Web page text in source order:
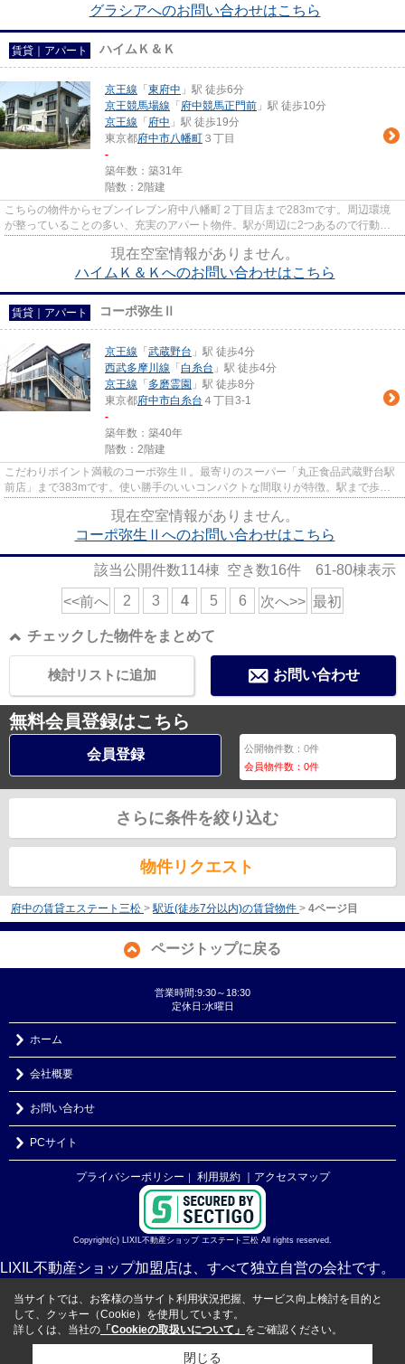
グラシアへのお問い合わせはこちら
賃貸｜アパート ハイムＫ＆Ｋ
京王線 「 東府中 」駅 徒歩6分
京王競馬場線 「 府中競馬正門前 」駅 徒歩10分
京王線 「 府中 」駅 徒歩19分
東京都府中市八幡町 ３丁目
-
築年数：築31年
階数：2階建
こちらの物件からセブンイレブン府中八幡町２丁目店まで283mです。周辺環境
が整っていることの多い、充実のアパート物件。駅が周辺に2つあるので行動範
現在空室情報がありません。
ハイムＫ＆Ｋへのお問い合わせはこちら
賃貸｜アパート コーポ弥生Ⅱ
京王線 「 武蔵野台 」駅 徒歩4分
西武多摩川線 「 白糸台 」駅 徒歩4分
京王線 「 多磨霊園 」駅 徒歩8分
東京都府中市白糸台 ４丁目3-1
-
築年数：築40年
階数：2階建
こだわりポイント満載のコーポ弥生Ⅱ。最寄りのスーパー「丸正食品武蔵野台駅
前店」まで383mです。使い勝手のいいコンパクトな間取りが特徴。駅まで歩い
現在空室情報がありません。
コーポ弥生Ⅱへのお問い合わせはこちら
該当公開件数114棟 空き数16件 61-80棟表示
<<前へ 2 3 4 5 6 次へ>> 最初
チェックした物件をまとめて
お問い合わせ
検討リストに追加
無料会員登録はこちら
会員登録 公開物件数：0件
会員物件数：0件
さらに条件を絞り込む
物件リクエスト
府中の賃貸エステート三松 > 駅近(徒歩7分以内)の賃貸物件 > 4ページ目
ページトップに戻る
営業時間:9:30～18:30
定休日:水曜日
ホーム
会社概要
お問い合わせ
PCサイト
プライバシーポリシー ｜ 利用規約 ｜アクセスマップ
Copyright(c) LIXIL不動産ショップ エステート三松 All rights reserved.
LIXIL不動産ショップ加盟店は、すべて独立自営の会社です。
当サイトでは、お客様の当サイト利用状況把握、サービス向上検討を目的と
して、クッキー（Cookie）を使用しています。
詳しくは、当社の 「Cookieの取扱いについて」 をご確認ください。
閉じる